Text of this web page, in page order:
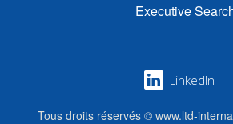
Executive
LinkedIn
Tous droits réservés © www.ltd-